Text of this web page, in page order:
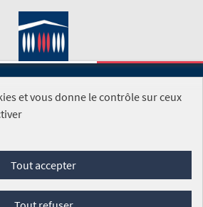
L'ASSEMBLÉE NATIONALE
aux questions
(CGU)
légales
Cookies
et vous donne le contrôle sur ceux
Tout accepter